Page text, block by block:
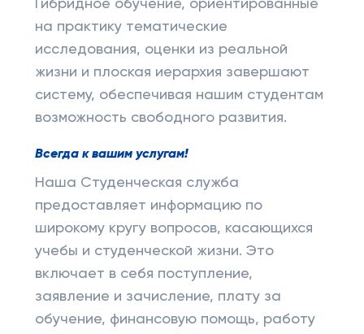
Гибридное обучение, ориентированные
на практику тематические
исследования, оценки из реальной
жизни и плоская иерархия завершают
систему, обеспечивая нашим студентам
возможность свободного развития.
Всегда к вашим услугам!
Наша Студенческая служба
предоставляет информацию по
широкому кругу вопросов, касающихся
учебы и студенческой жизни. Это
включает в себя поступление,
заявление и зачисление, плату за
обучение, финансовую помощь, работу